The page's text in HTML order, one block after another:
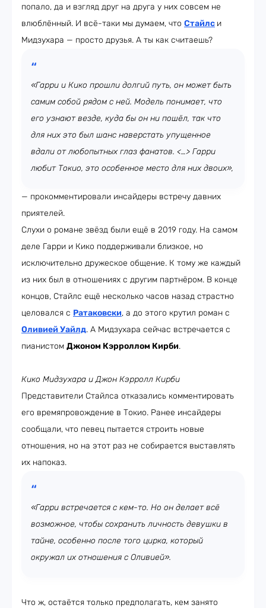
попало, да и взгляд друг на друга у них совсем не
влюблённый. И всё-таки мы думаем, что Стайлс и
Мидзухара — просто друзья. А ты как считаешь?
«Гарри и Кико прошли долгий путь, он может быть
самим собой рядом с ней. Модель понимает, что
его узнают везде, куда бы он ни пошёл, так что
для них это был шанс наверстать упущенное
вдали от любопытных глаз фанатов. <…> Гарри
любит Токио, это особенное место для них двоих»,
— прокомментировали инсайдеры встречу давних
приятелей.
Слухи о романе звёзд были ещё в 2019 году. На самом
деле Гарри и Кико поддерживали близкое, но
исключительно дружеское общение. К тому же каждый
из них был в отношениях с другим партнёром. В конце
концов, Стайлс ещё несколько часов назад страстно
целовался с Ратаковски, а до этого крутил роман с
Оливией Уайлд. А Мидзухара сейчас встречается с
пианистом Джоном Кэрроллом Кирби.
Кико Мидзухара иДжон Кэрролл Кирби
Представители Стайлса отказались комментировать
его времяпровождение в Токио. Ранее инсайдеры
сообщали, что певец пытается строить новые
отношения, но на этот раз не собирается выставлять
их напоказ.
«Гарри встречается с кем-то. Но он делает всё
возможное, чтобы сохранить личность девушки в
тайне, особенно после того цирка, который
окружал их отношения с Оливией».
Что ж, остаётся только предполагать, кем занято